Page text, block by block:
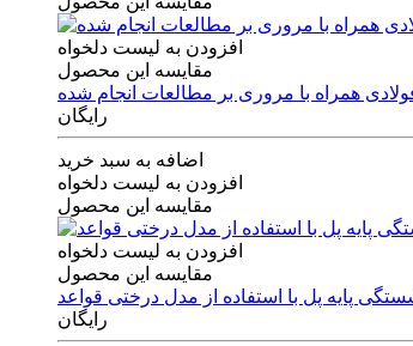
افزودن به لیست دلخواه
مقایسه این محصول
همراه با مروری بر مطالعات انجام شده
رایگان
اضافه به سبد خرید
افزودن به لیست دلخواه
مقایسه این محصول
افزودن به لیست دلخواه
مقایسه این محصول
رایگان